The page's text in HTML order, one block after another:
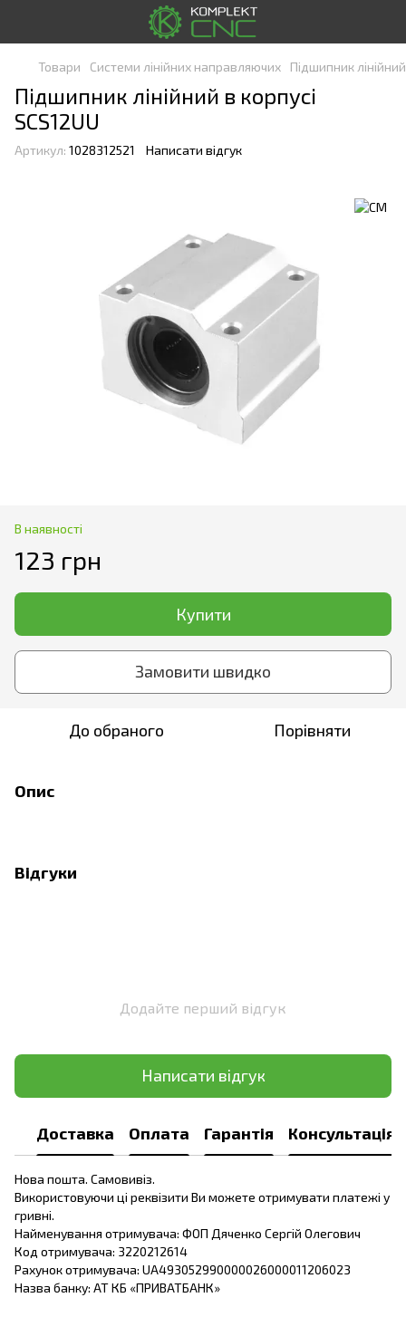
Товари Системи лінійних направляючих Підшипник
Підшипник лінійний в корпусі
SCS12UU
Артикул: 1028312521 Написати відгук
В наявності
123 грн
Купити
Замовити швидко
До обраного Порівняти
Опис
Відгуки
Додайте перший відгук
Написати відгук
Доставка Оплата Гарантія Консультація
Нова пошта. Самовивіз.
Використовуючи ці реквізити Ви можете отримувати платежі у
гривні.
Найменування отримувача: ФОП Дяченко Сергій Олегович
Код отримувача: 3220212614
Рахунок отримувача: UA493052990000026000011206023
Назва банку: АТ КБ «ПРИВАТБАНК»